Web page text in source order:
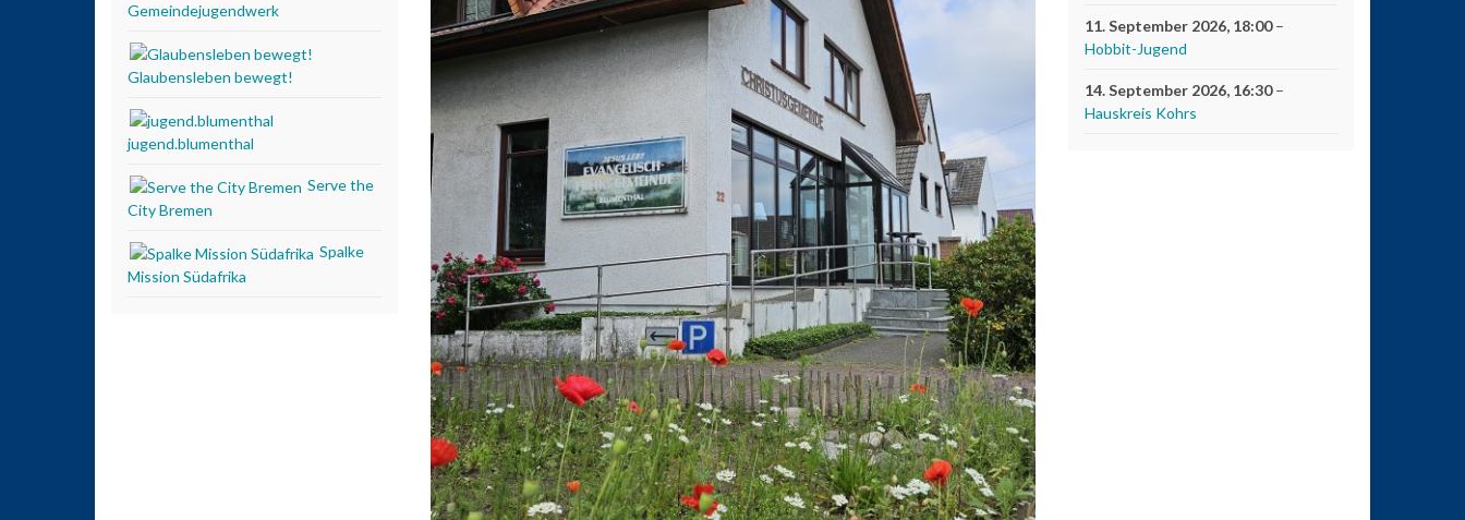
Gemeindejugendwerk
Glaubensleben bewegt!
jugend.blumenthal
Serve the
City Bremen
Spalke
Mission Südafrika
11. September 2026, 18:00–
Hobbit-Jugend
14. September 2026, 16:30–
Hauskreis Kohrs